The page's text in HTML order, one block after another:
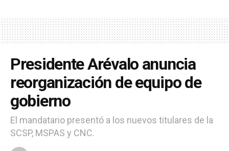
Presidente Arévalo anuncia
reorganización de equipo de
gobierno
El mandatario presentó a los nuevos titulares de la
SCSP, MSPAS y CNC.